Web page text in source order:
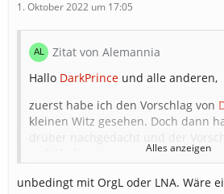
1. Oktober 2022 um 17:05
Zitat von Alemannia
Hallo DarkPrince und alle anderen,
zuerst habe ich den Vorschlag von
kleinen Witz gesehen. Doch dann
Ich würde das ganze nur nicht
Alles anzeigen
unbedingt mit OrgL oder LNA. Wäre